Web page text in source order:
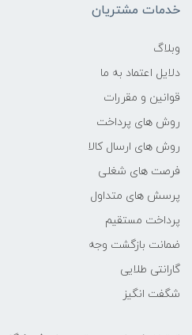
خدمات مشتریان
وبلاگ
دلایل اعتماد به ما
قوانین و مقررات
روش های پرداخت
روش های ارسال کالا
فرصت های شغلی
پرسش های متداول
پرداخت مستقیم
ضمانت بازگشت وجه
گارانتی طلایی
شگفت انگیز